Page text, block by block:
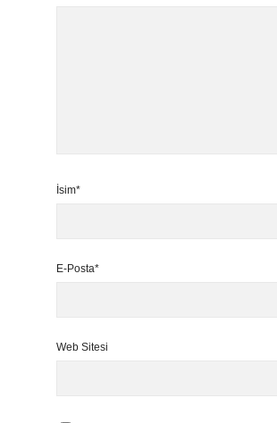
İsim*
E-Posta*
Web Sitesi